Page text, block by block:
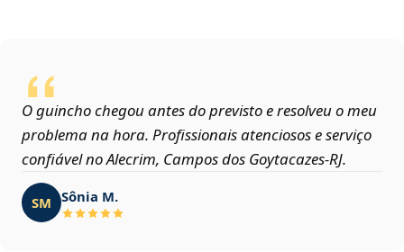
O guincho chegou antes do previsto e resolveu o meu
problema na hora. Profissionais atenciosos e serviço
confiável no Alecrim, Campos dos Goytacazes‑RJ.
SM Sônia M.